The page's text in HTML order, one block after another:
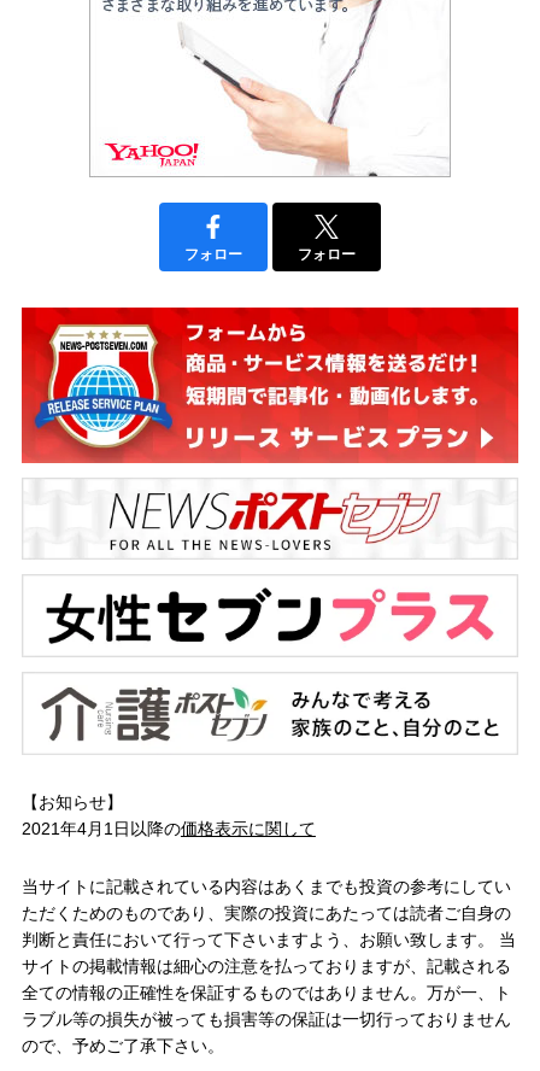
フォロー フォロー
【お知らせ】
2021年4月1日以降の価格表示に関して
当サイトに記載されている内容はあくまでも投資の参考にしてい
ただくためのものであり、実際の投資にあたっては読者ご自身の
判断と責任において行って下さいますよう、お願い致します。 当
サイトの掲載情報は細心の注意を払っておりますが、記載される
全ての情報の正確性を保証するものではありません。万が一、ト
ラブル等の損失が被っても損害等の保証は一切行っておりません
ので、予めご了承下さい。